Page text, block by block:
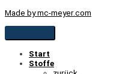
Made by mc-meyer.com
Start
Stoffe